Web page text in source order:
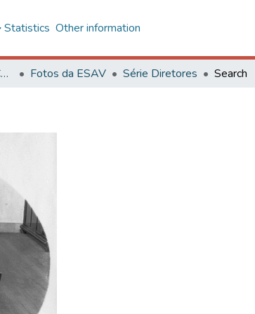
Statistics Other information
Acervo Fotográfico do ACH-UFV Fotos da ESAV Série Diretores Search